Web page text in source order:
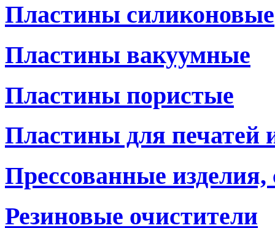
Пластины силиконовые
Пластины вакуумные
Пластины пористые
Пластины для печатей
Прессованные
Резиновые очистители